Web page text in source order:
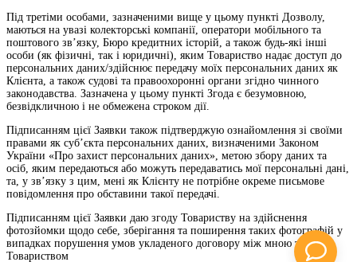
Під третіми особами, зазначеними вище у цьому пункті Дозволу,
маються на увазі колекторські компанії, оператори мобільного та
поштового зв’язку, Бюро кредитних історій, а також будь-які інші
особи (як фізичні, так і юридичні), яким Товариство надає доступ до
персональних даних/здійснює передачу моїх персональних даних як
Клієнта, а також судові та правоохоронні органи згідно чинного
законодавства. Зазначена у цьому пункті Згода є безумовною,
безвідкличною і не обмежена строком дії.
Підписанням цієї Заявки також підтверджую ознайомлення зі своїми
правами як суб’єкта персональних даних, визначеними Законом
України «Про захист персональних даних», метою збору даних та
осіб, яким передаються або можуть передаватись мої персональні дані,
та, у зв’язку з цим, мені як Клієнту не потрібне окреме письмове
повідомлення про обставини такої передачі.
Підписанням цієї Заявки даю згоду Товариству на здійснення
фотозйомки щодо себе, зберігання та поширення таких фотографій у
випадках порушення умов укладеного договору між мною та
Товариством